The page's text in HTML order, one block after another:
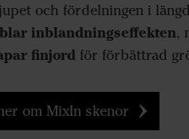
och fördelningen i
inblandningseffekten,
finjord för förbättrad
om MixIn skenor